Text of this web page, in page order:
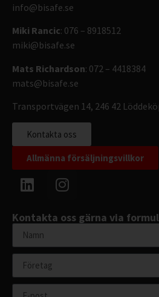
info@bisafe.se
Miki Rancic: 076 – 8918512
miki@bisafe.se
Mats Richardson: 072 – 4418384
mats@bisafe.se
Transportvägen 14, 246 42
Kontakta oss
Allmänna försäljningsvillkor
Kontakta oss gärna via